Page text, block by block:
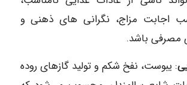
اجابت مزاج، نگرانی‌ های ذهنی و
مصرفی باشد.
: یبوست، نفخ شکم و تولید گازهای روده‌